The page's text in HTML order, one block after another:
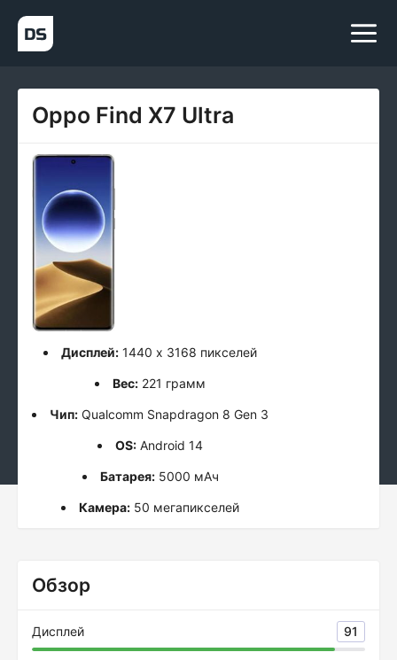
Oppo Find X7 Ultra
Дисплей: 1440 x 3168 пикселей
Вес: 221 грамм
Чип: Qualcomm Snapdragon 8 Gen 3
OS: Android 14
Батарея:5000 мАч
Камера: 50 мегапикселей
Обзор
Дисплей 91